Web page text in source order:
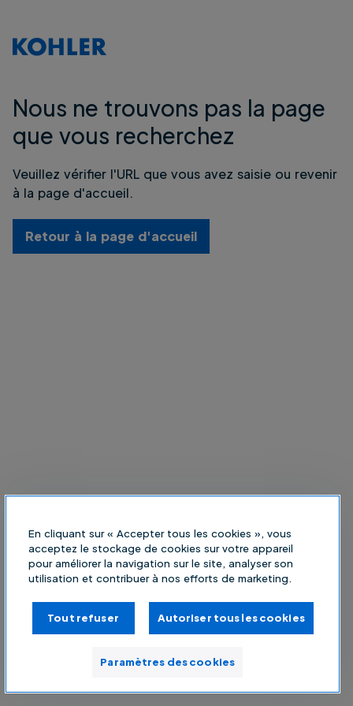
Nous ne trouvons pas la page
que vous recherchez
Veuillez vérifier l'URL que vous avez saisie ou revenir
à la page d'accueil.
Retour à la page d'accueil
En cliquant sur « Accepter tous les cookies », vous
acceptez le stockage de cookies sur votre appareil
pour améliorer la navigation sur le site, analyser son
utilisation et contribuer à nos efforts de marketing.
Tout refuser Autoriser tous les cookies
Paramètres des cookies